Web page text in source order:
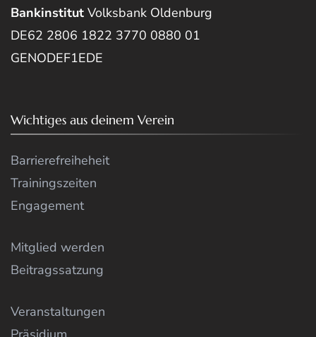
Bankinstitut Volksbank Oldenburg
DE62 2806 1822 3770 0880 01
GENODEF1EDE
Wichtiges aus deinem Verein
Barrierefreiheheit
Trainingszeiten
Engagement
Mitglied werden
Beitragssatzung
Veranstaltungen